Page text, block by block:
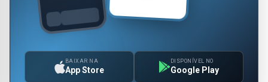
BAIXAR NA
App Store
DISPONÍVEL NO
Google Play